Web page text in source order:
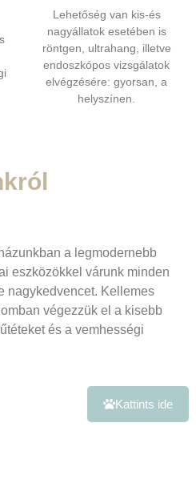
Lehetőség van kis-és
nagyállatok esetében is
röntgen, ultrahang, illetve
endoszkópos vizsgálatok
elvégzésére: gyorsan, a
helyszínen.
a legmodernebb
eszközökkel várunk minden
nagykedvencet. Kellemes
végezzük el a kisebb
és a vemhességi
Kattints ide